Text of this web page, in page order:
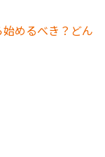
始めるべき？どん